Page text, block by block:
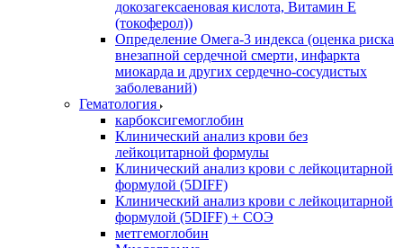
докозагексаеновая кислота, Витамин E
(токоферол))
Определение Омега-3 индекса (оценка риска
внезапной сердечной смерти, инфаркта
миокарда и других сердечно-сосудистых
заболеваний)
Гематология
карбоксигемоглобин
Клинический анализ крови без
лейкоцитарной формулы
Клинический анализ крови с лейкоцитарной
формулой (5DIFF)
Клинический анализ крови с лейкоцитарной
формулой (5DIFF) + СОЭ
метгемоглобин